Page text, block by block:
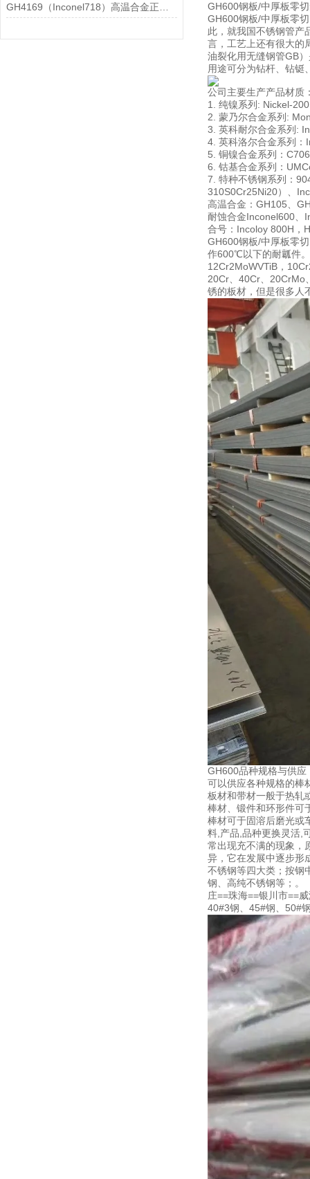
GH600钢板/中厚板零
GH600钢板/中厚板零
此，就我国不锈钢管产
言，工艺上还有很大
油裂化用无缝钢管GB
用途可分为钻杆、钻铤
公司主要生产产品材质
1. 纯镍系列: Nickel-
2. 蒙乃尔合金系列:
3. 英科耐尔合金系列:
4. 英科洛尔合金系列
5. 铜镍合金系列：
6. 钴基合金系列：
7. 特种不锈钢系列：
310S0Cr25Ni20）、
高温合金：GH105、
耐蚀合金Inconel600、
合号：Incoloy 800H，
GH600钢板/中厚板零
作600℃以下的耐瓤件
12Cr2MoWVTiB，
20Cr、40Cr、20CrMo
锈的板材，但是很多人
GH600品种规格与供应
可以供应各种规格的棒
板材和带材一般于热轧
棒材、锻件和环形件可
棒材可于固溶后磨光
料,产品,品种更换灵活,
常出现充不满的现象
异，它在发展中逐步形
不锈钢等四大类；按钢
钢、高纯不锈钢等；
庄==珠海==银川市==
40#3钢、45#钢、50#